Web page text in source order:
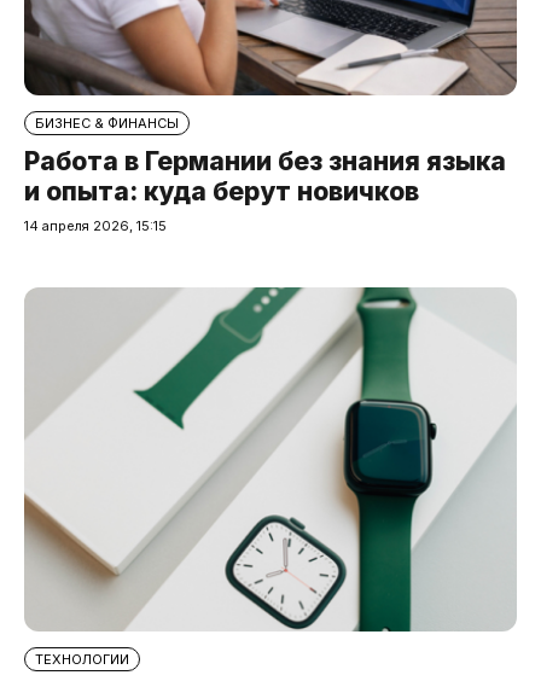
БИЗНЕС & ФИНАНСЫ
Работа в Германии без знания языка
и опыта: куда берут новичков
14 апреля 2026, 15:15
ТЕХНОЛОГИИ